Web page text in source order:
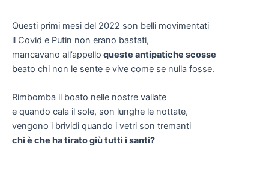
Questi primi mesi del 2022 son belli movimentati
il Covid e Putin non erano bastati,
mancavano all’appello queste antipatiche scosse
beato chi non le sente e vive come se nulla fosse.
Rimbomba il boato nelle nostre vallate
e quando cala il sole, son lunghe le nottate,
vengono i brividi quando i vetri son tremanti
chi è che ha tirato giù tutti i santi?